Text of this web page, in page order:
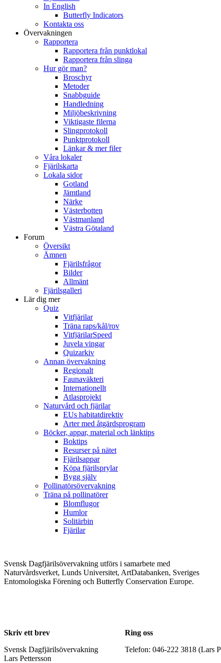
In English
Butterfly Indicators
Kontakta oss
Övervakningen
Rapportera
Rapportera från punktlokal
Rapportera från slinga
Hur gör man?
Broschyr
Metoder
Snabbguide
Handledning
Miljöbeskrivning
Viktigaste filerna
Slingprotokoll
Punktprotokoll
Länkar & mer filer
Våra lokaler
Fjärilskarta
Lokala sidor
Gotland
Jämtland
Närke
Västerbotten
Västmanland
Västra Götaland
Forum
Översikt
Ämnen
Fjärilsfrågor
Bilder
Allmänt
Fjärilsgalleri
Lär dig mer
Quiz
Vitfjärilar
Träna raps/kål/rov
VitfjärilarSpeed
Juvela vingar
Quizarkiv
Annan övervakning
Regionalt
Faunaväkteri
Internationellt
Atlasprojekt
Naturvård och fjärilar
EUs habitatdirektiv
Arter med åtgärdsprogram
Böcker, appar, material och länktips
Boktips
Resurser på nätet
Fjärilsappar
Köpa fjärilsprylar
Bygg själv
Pollinatörsövervakning
Träna på pollinatörer
Blomflugor
Humlor
Solitärbin
Fjärilar
Svensk Dagfjärilsövervakning utförs i samarbete med
Naturvårdsverket, Lunds Universitet, ArtDatabanken, Sveriges
Entomologiska Förening och Butterfly Conservation Europe.
Skriv ett brev
Svensk Dagfjärilsövervakning
Lars Pettersson
Ring oss
Telefon: 046-222 3818 (Lars